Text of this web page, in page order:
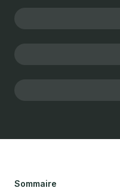
Sommaire